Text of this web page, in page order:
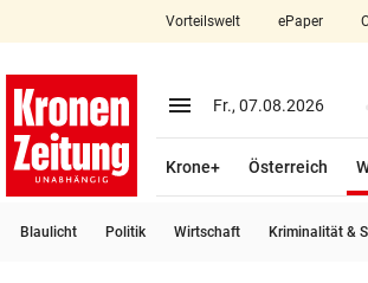
account_circle Anmelden
Vorteilswelt ePaper
menu Menü aufklappen
Fr., 07.08.2026
Krone+ Österreich
Blaulicht Politik Wirtschaft Kriminalität &